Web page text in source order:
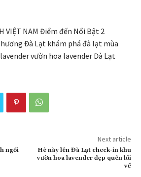
VIỆT NAM Điểm đến Nổi Bật 2
Đà Lạt khám phá đà lạt mùa
vườn hoa lavender Đà Lạt
ngồi
Next article
Hè này lên Đà Lạt check-in khu
vườn hoa lavender đẹp quên lối
về